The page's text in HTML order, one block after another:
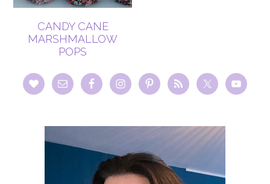
CANDY CANE
MARSHMALLOW
POPS